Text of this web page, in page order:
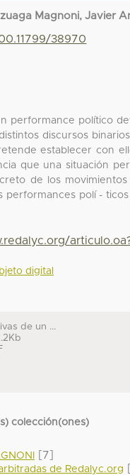
Magnoni, Javier
38970
performance político
discursos
establecer con
que una situación
de los
performances polí -
digital
de un ...
colección(ones)
[7]
de Redalyc.org